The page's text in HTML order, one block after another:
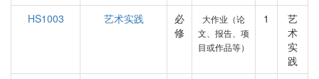
HS1003
艺术实践
必
修
大作业（论
文、报告、项
目或作品等）
1
艺
术
实
践